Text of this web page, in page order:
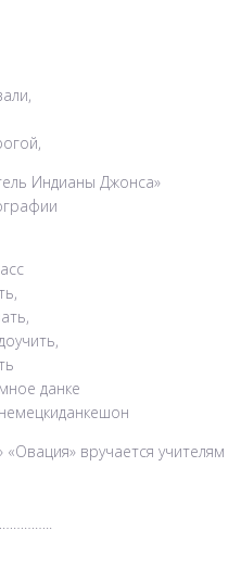
Индианы Джонса»
данке
вручается учителям